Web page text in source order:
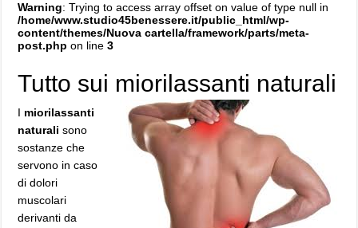
Warning: Trying to access array offset on value of type null in
/home/www.studio45benessere.it/public_html/wp-
content/themes/Nuova cartella/framework/parts/meta-
post.php on line3
Tutto sui miorilassanti naturali
I miorilassanti
naturali sono
sostanze che
servono in caso
di dolori
muscolari
derivanti da